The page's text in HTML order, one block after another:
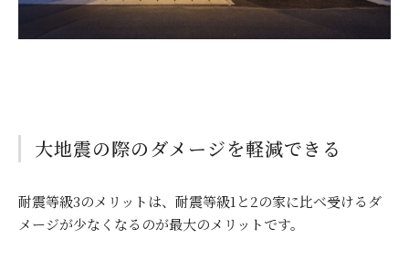
大地震の際のダメージを軽減できる
耐震等級3のメリットは、耐震等級1 と2の家に比べ受けるダ
メージが少なくなるのが最大のメリットです。